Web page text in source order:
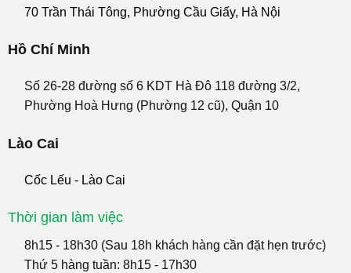
70 Trần Thái Tông, Phường Cầu Giấy, Hà Nội
Hồ Chí Minh
Số 26-28 đường số 6 KDT Hà Đô 118 đường 3/2,
Phường Hoà Hưng (Phường 12 cũ), Quận 10
Lào Cai
Cốc Lếu - Lào Cai
Thời gian làm việc
8h15 - 18h30 (Sau 18h khách hàng cần đặt hẹn trước)
Thứ 5 hàng tuần: 8h15 - 17h30